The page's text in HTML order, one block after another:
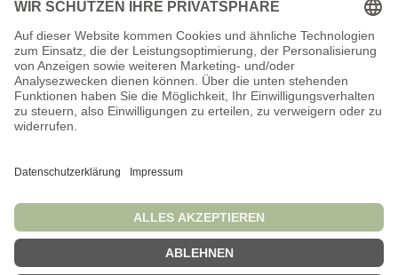
Offizieller Onlineshop für Privatkunden. Alle Preise inkl. gesetzl.
Wir sind stets bemüht, aktuelle und vollständige Informationen auf
Vollständigkeit oder Eignung der Informationen für bestimmte